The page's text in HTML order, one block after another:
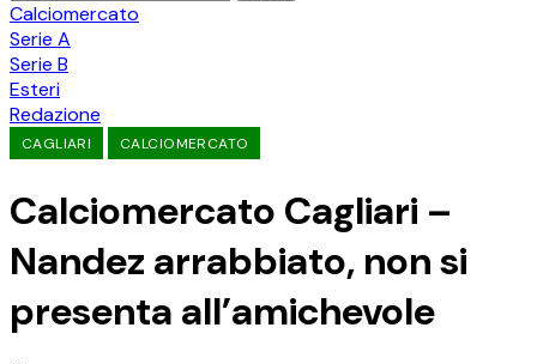
Calciomercato
Serie A
Serie B
Esteri
Redazione
CAGLIARI CALCIOMERCATO
Calciomercato Cagliari –
Nandez arrabbiato, non si
presenta all’amichevole